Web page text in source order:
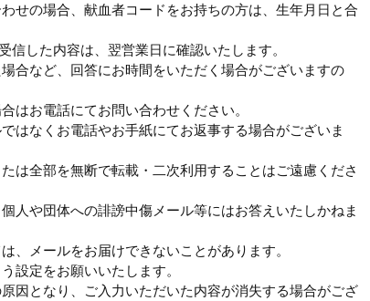
せの場合、献血者コードをお持ちの方は、生年月日と合
信した内容は、翌営業日に確認いたします。
合など、回答にお時間をいただく場合がございますの
はお電話にてお問い合わせください。
はなくお電話やお手紙にてお返事する場合がございま
は全部を無断で転載・二次利用することはご遠慮くださ
人や団体への誹謗中傷メール等にはお答えいたしかねま
、メールをお届けできないことがあります。
設定をお願いいたします。
因となり、ご入力いただいた内容が消失する場合がござ